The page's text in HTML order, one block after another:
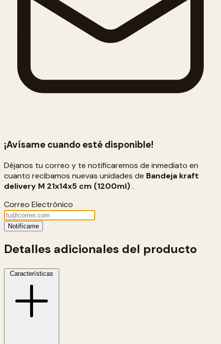
¡Avísame cuando esté disponible!
Déjanos tu correo y te notificaremos de inmediato en
cuanto recibamos nuevas unidades de Bandeja kraft
delivery M 21x14x5 cm (1200ml).
Correo Electrónico
Notifícame
Detalles adicionales del producto
Características